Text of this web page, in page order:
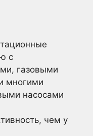
с
газовыми
многими
насосами
чем у